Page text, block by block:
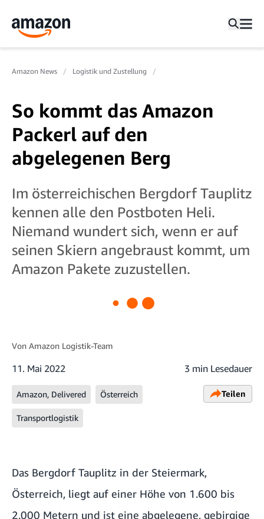
Amazon News Logistik und Zustellung
So kommt das Amazon
Packerl auf den
abgelegenen Berg
Im österreichischen Bergdorf Tauplitz
kennen alle den Postboten Heli.
Niemand wundert sich, wenn er auf
seinen Skiern angebraust kommt, um
Amazon Pakete zuzustellen.
Von Amazon Logistik-Team
11. Mai 2022 3 min Lesedauer
Amazon, Delivered Österreich
Transportlogistik
Teilen
Das Bergdorf Tauplitz in der Steiermark,
Österreich, liegt auf einer Höhe von 1.600 bis
2.000 Metern und ist eine abgelegene, gebirgige